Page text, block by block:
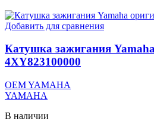
Добавить для сравнения
Катушка зажигания
4XY823100000
OEM YAMAHA
YAMAHA
В наличии